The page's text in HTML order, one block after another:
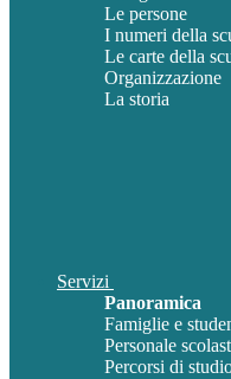
Le persone
I numeri della
Le carte della
Organizzazione
La storia
Servizi
Panoramica
Famiglie e
Personale
Percorsi di